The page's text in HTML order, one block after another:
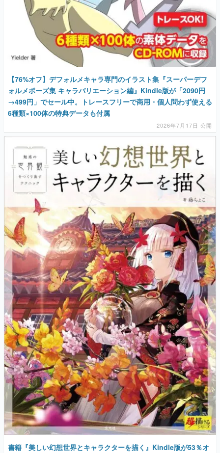
女性向け
アプリレビュー
その他
電ファミニコゲーマーとは？
運営：株式会社マレ
【76%オフ】デフォルメキャラ専門のイラスト集『スーパーデフ
ォルメポーズ集 キャラバリエーション編』Kindle版が「2090円
→499円」でセール中。トレースフリーで商用・個人問わず使える
6種類×100体の特典データも付属
2026年7月17日 公開
書籍『美しい幻想世界とキャラクターを描く』Kindle版が53％オ